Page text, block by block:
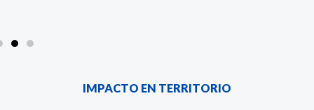
IMPACTO EN TERRITORIO